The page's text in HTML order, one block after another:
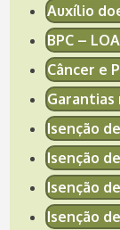
Auxílio
BPC –
Câncer e
Garantias
Isenção
Isenção
Isenção
Isenção